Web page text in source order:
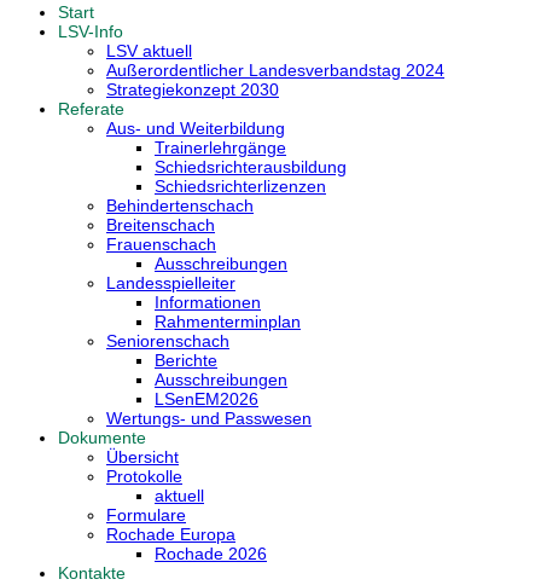
Start
LSV-Info
LSV aktuell
Außerordentlicher Landesverbandstag 2024
Strategiekonzept 2030
Referate
Aus- und Weiterbildung
Trainerlehrgänge
Schiedsrichterausbildung
Schiedsrichterlizenzen
Behindertenschach
Breitenschach
Frauenschach
Ausschreibungen
Landesspielleiter
Informationen
Rahmenterminplan
Seniorenschach
Berichte
Ausschreibungen
LSenEM2026
Wertungs- und Passwesen
Dokumente
Übersicht
Protokolle
aktuell
Formulare
Rochade Europa
Rochade 2026
Kontakte